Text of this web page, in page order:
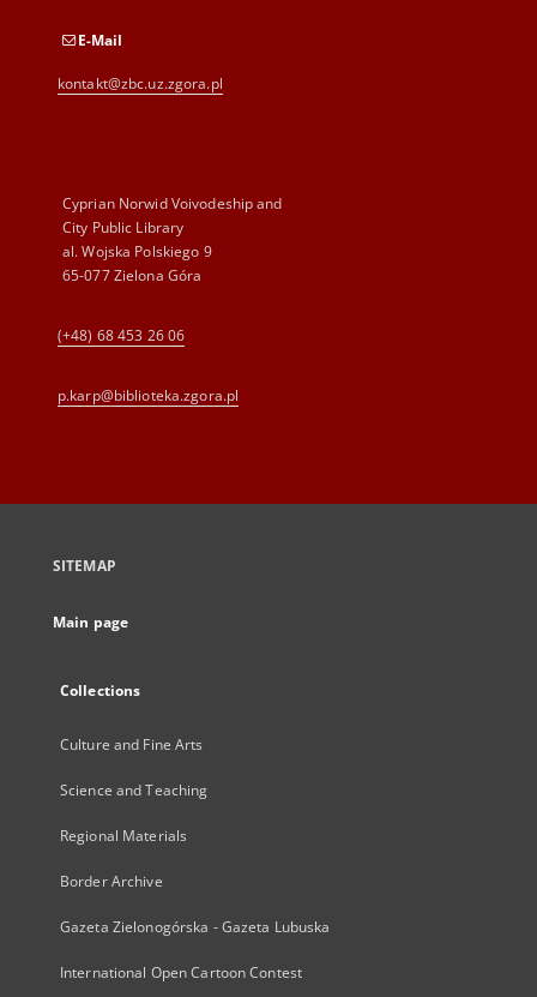
E-Mail
kontakt@zbc.uz.zgora.pl
Cyprian Norwid Voivodeship and
City Public Library
al. Wojska Polskiego 9
65-077 Zielona Góra
(+48) 68 453 26 06
p.karp@biblioteka.zgora.pl
SITEMAP
Main page
Collections
Culture and Fine Arts
Science and Teaching
Regional Materials
Border Archive
Gazeta Zielonogórska - Gazeta Lubuska
International Open Cartoon Contest